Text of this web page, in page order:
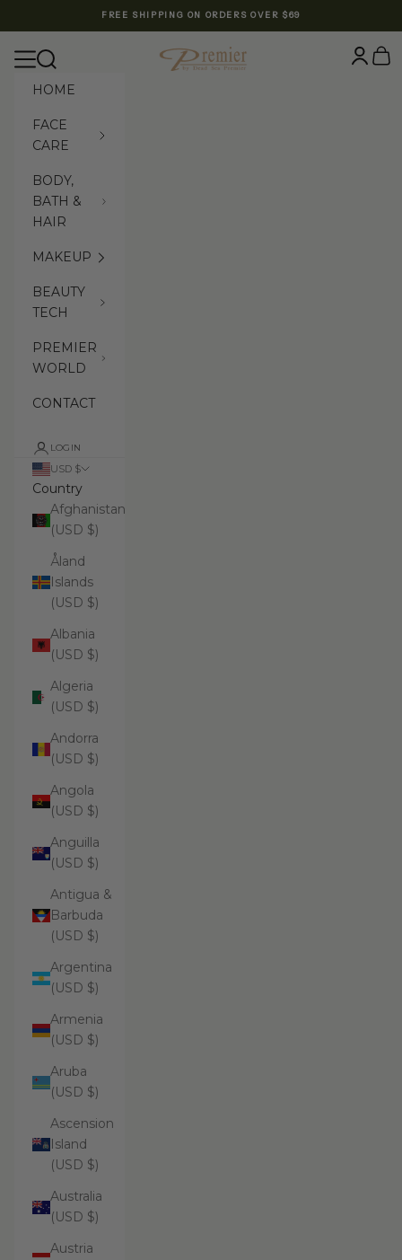
FREE SHIPPING ON ORDERS OVER $69
Premier Dead Sea International Website
Navigation menu
Search Login
Cart
HOME
FACE
CARE
BODY,
BATH &
HAIR
MAKEUP
BEAUTY
TECH
PREMIER
WORLD
CONTACT
LOGIN
USD $
Country
Afghanistan
(USD $)
Åland
Islands
(USD $)
Albania
(USD $)
Algeria
(USD $)
Andorra
(USD $)
Angola
(USD $)
Anguilla
(USD $)
Antigua &
Barbuda
(USD $)
Argentina
(USD $)
Armenia
(USD $)
Aruba
(USD $)
Ascension
Island
(USD $)
Australia
(USD $)
Austria